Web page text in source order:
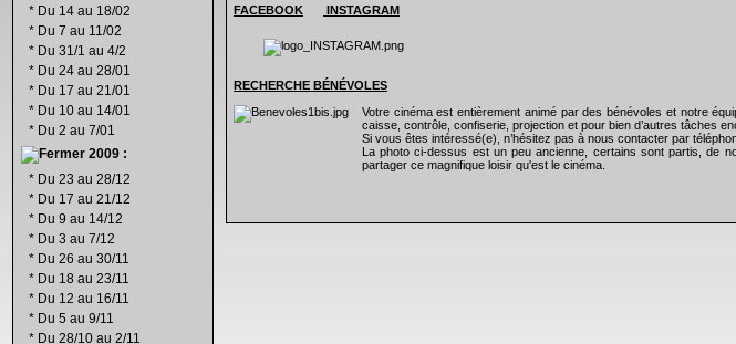
* Du 14 au 18/02
* Du 7 au 11/02
* Du 31/1 au 4/2
* Du 24 au 28/01
* Du 17 au 21/01
* Du 10 au 14/01
* Du 2 au 7/01
2009 :
* Du 23 au 28/12
* Du 17 au 21/12
* Du 9 au 14/12
* Du 3 au 7/12
* Du 26 au 30/11
* Du 18 au 23/11
* Du 12 au 16/11
* Du 5 au 9/11
* Du 28/10 au 2/11
FACEBOOK INSTAGRAM
RECHERCHE BÉNÉVOLES
Votre cinéma est entièrement animé par des bénévoles et notre
caisse, contrôle, confiserie, projection et pour bien d’autres tâches
Si vous êtes intéressé(e), n’hésitez pas à nous contacter par
La photo ci-dessus est un peu ancienne, certains sont partis, de
partager ce magnifique loisir qu'est le cinéma.